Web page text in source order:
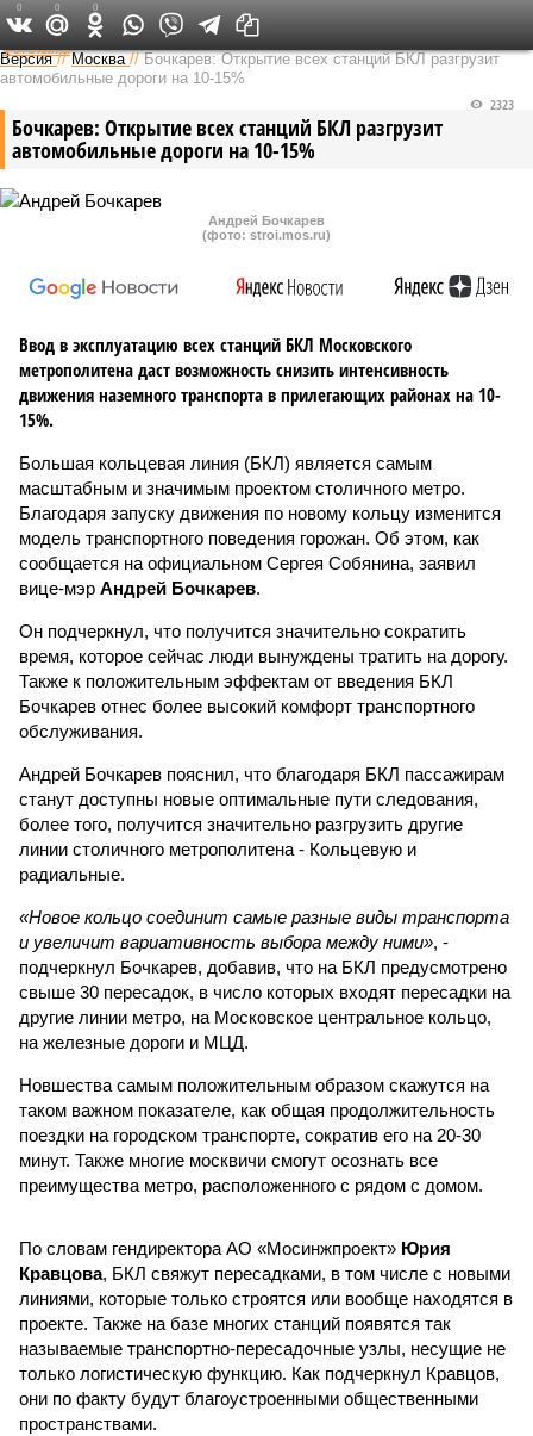
Федеральный выпуск
Версия //Москва //Бочкарев: Открытие всех станций БКЛ разгрузит
автомобильные дороги на 10-15%
Бочкарев: Открытие всех станций БКЛ разгрузит
автомобильные дороги на 10-15%
2323
Андрей Бочкарев
(фото: stroi.mos.ru)
Ввод в эксплуатацию всех станций БКЛ Московского
метрополитена даст возможность снизить интенсивность
движения наземного транспорта в прилегающих районах на 10-
15%.
Большая кольцевая линия (БКЛ) является самым
масштабным и значимым проектом столичного метро.
Благодаря запуску движения по новому кольцу изменится
модель транспортного поведения горожан. Об этом, как
сообщается на официальном Сергея Собянина, заявил
вице-мэр Андрей Бочкарев.
Он подчеркнул, что получится значительно сократить
время, которое сейчас люди вынуждены тратить на дорогу.
Также к положительным эффектам от введения БКЛ
Бочкарев отнес более высокий комфорт транспортного
обслуживания.
Андрей Бочкарев пояснил, что благодаря БКЛ пассажирам
станут доступны новые оптимальные пути следования,
более того, получится значительно разгрузить другие
линии столичного метрополитена - Кольцевую и
радиальные.
«Новое кольцо соединит самые разные виды транспорта
и увеличит вариативность выбора между ними», -
подчеркнул Бочкарев, добавив, что на БКЛ предусмотрено
свыше 30 пересадок, в число которых входят пересадки на
другие линии метро, на Московское центральное кольцо,
на железные дороги и МЦД.
Новшества самым положительным образом скажутся на
таком важном показателе, как общая продолжительность
поездки на городском транспорте, сократив его на 20-30
минут. Также многие москвичи смогут осознать все
преимущества метро, расположенного с рядом с домом.
По словам гендиректора АО «Мосинжпроект» Юрия
Кравцова, БКЛ свяжут пересадками, в том числе с новыми
линиями, которые только строятся или вообще находятся в
проекте. Также на базе многих станций появятся так
называемые транспортно-пересадочные узлы, несущие не
только логистическую функцию. Как подчеркнул Кравцов,
они по факту будут благоустроенными общественными
пространствами.
0 0 0